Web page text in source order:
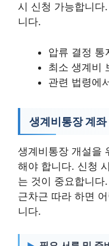
시 신청 가능합니다
니다.
압류 결정 통
최소 생계비
관련 법령에
생계비통장 계
생계비통장 개설을
해야 합니다. 신청
는 것이 중요합니
근차근 따라 하면
니다.